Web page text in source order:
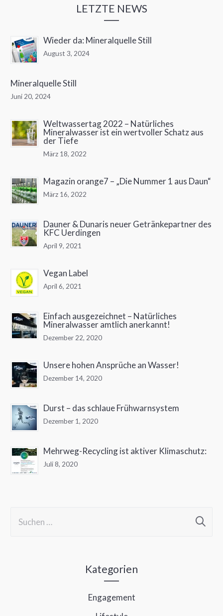
LETZTE NEWS
Wieder da: Mineralquelle Still
August 3, 2024
Mineralquelle Still
Juni 20, 2024
Weltwassertag 2022 – Natürliches
Mineralwasser ist ein wertvoller Schatz aus
der Tiefe
März 18, 2022
Magazin orange7 – „Die Nummer 1 aus Daun“
März 16, 2022
Dauner & Dunaris neuer Getränkepartner des
KFC Uerdingen
April 9, 2021
Vegan Label
April 6, 2021
Einfach ausgezeichnet – Natürliches
Mineralwasser amtlich anerkannt!
Dezember 22, 2020
Unsere hohen Ansprüche an Wasser!
Dezember 14, 2020
Durst – das schlaue Frühwarnsystem
Dezember 1, 2020
Mehrweg-Recycling ist aktiver Klimaschutz:
Juli 8, 2020
Kategorien
Engagement